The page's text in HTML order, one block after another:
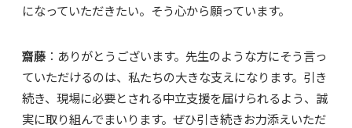
になっていただきたい。そう心から願っています。
齋藤 ：ありがとうございます。先生のような方にそう言っ
ていただけるのは、私たちの大きな支えになります。引き
続き、現場に必要とされる中立支援を届けられるよう、誠
実に取り組んでまいります。ぜひ引き続きお力添えいただ